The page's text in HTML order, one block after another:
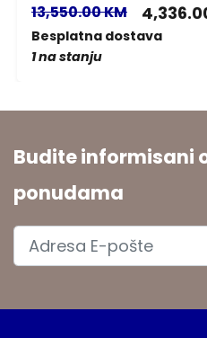
13,550.00 KM
Besplatna dostava
1 na stanju
Budite informisani
ponudama